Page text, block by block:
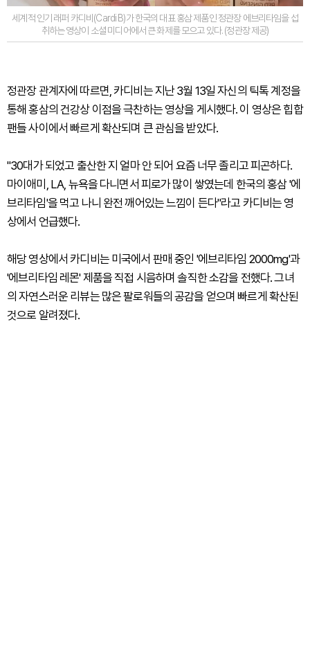
세계적 인기 래퍼 카디비(Cardi B)가 한국의 대표 홍삼 제품인 정관장 에브리타임을 섭
취하는 영상이 소셜 미디어에서 큰 화제를 모으고 있다. (정관장 제공)
정관장 관계자에 따르면, 카디비는 지난 3월 13일 자신의 틱톡 계정을
통해 홍삼의 건강상 이점을 극찬하는 영상을 게시했다. 이 영상은 힙합
팬들 사이에서 빠르게 확산되며 큰 관심을 받았다.
"30대가 되었고 출산한 지 얼마 안 되어 요즘 너무 졸리고 피곤하다.
마이애미, LA, 뉴욕을 다니면서 피로가 많이 쌓였는데 한국의 홍삼 '에
브리타임'을 먹고 나니 완전 깨어있는 느낌이 든다"라고 카디비는 영
상에서 언급했다.
해당 영상에서 카디비는 미국에서 판매 중인 '에브리타임 2000mg'과
'에브리타임 레몬' 제품을 직접 시음하며 솔직한 소감을 전했다. 그녀
의 자연스러운 리뷰는 많은 팔로워들의 공감을 얻으며 빠르게 확산된
것으로 알려졌다.